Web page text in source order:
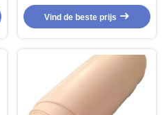
Temperatuurbestendigheid
Vind de beste prijs